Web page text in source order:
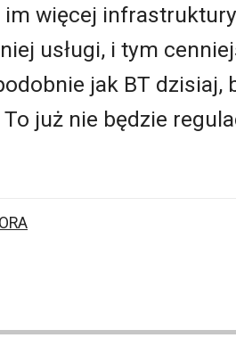
im więcej
usługi, i tym
jak BT
już nie będzie